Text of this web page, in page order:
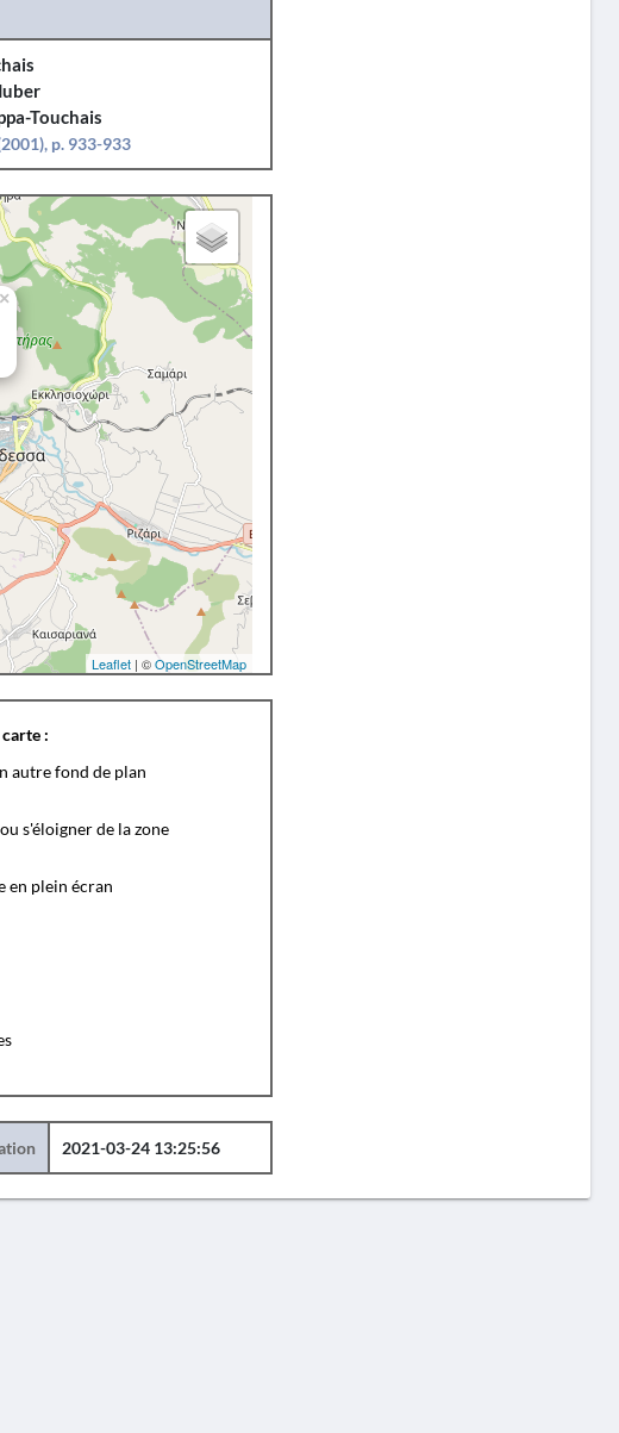
Touchais
p. 933-933
×
Leaflet| ©OpenStreetMap
:
autre fond de plan
s'éloigner de la zone
en plein écran
2021-03-24 13:25:56